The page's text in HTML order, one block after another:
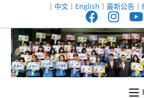
至
｜ 中文｜ English ｜ 最新公告｜